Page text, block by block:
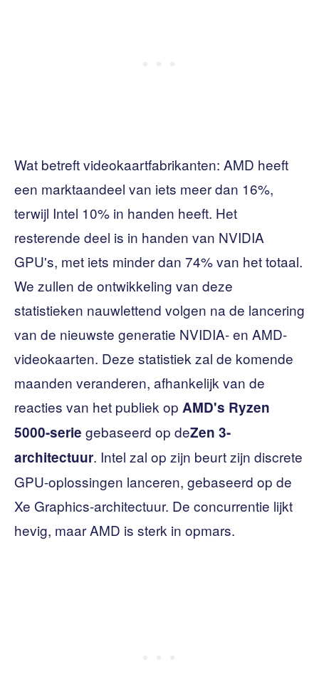
Wat betreft videokaartfabrikanten: AMD heeft
een marktaandeel van iets meer dan 16%,
terwijl Intel 10% in handen heeft. Het
resterende deel is in handen van NVIDIA
GPU's, met iets minder dan 74% van het totaal.
We zullen de ontwikkeling van deze
statistieken nauwlettend volgen na de lancering
van de nieuwste generatie NVIDIA- en AMD-
videokaarten. Deze statistiek zal de komende
maanden veranderen, afhankelijk van de
reacties van het publiek op AMD's Ryzen
5000-serie gebaseerd op deZen 3-
architectuur. Intel zal op zijn beurt zijn discrete
GPU-oplossingen lanceren, gebaseerd op de
Xe Graphics-architectuur. De concurrentie lijkt
hevig, maar AMD is sterk in opmars.